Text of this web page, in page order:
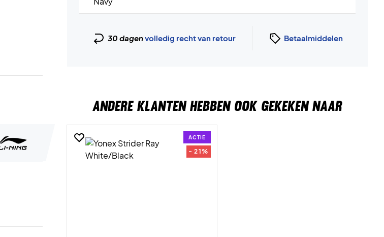
30 dagenvolledig recht van retour Betaalmiddelen
ANDERE KLANTEN HEBBEN OOK GEKEKEN NAAR
ACTIE
- 21%